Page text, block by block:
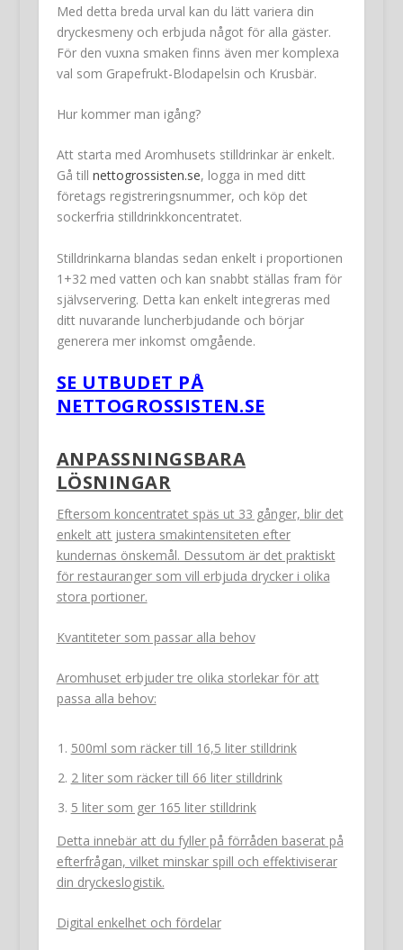
Med detta breda urval kan du lätt variera din
dryckesmeny och erbjuda något för alla gäster.
För den vuxna smaken finns även mer komplexa
val som Grapefrukt-Blodapelsin och Krusbär.
Hur kommer man igång?
Att starta med Aromhusets stilldrinkar är enkelt.
Gå till nettogrossisten.se, logga in med ditt
företags registreringsnummer, och köp det
sockerfria stilldrinkkoncentratet.
Stilldrinkarna blandas sedan enkelt i proportionen
1+32 med vatten och kan snabbt ställas fram för
självservering. Detta kan enkelt integreras med
ditt nuvarande luncherbjudande och börjar
generera mer inkomst omgående.
SE UTBUDET PÅ
NETTOGROSSISTEN.SE
ANPASSNINGSBARA
LÖSNINGAR
Eftersom koncentratet späs ut 33 gånger, blir det
enkelt att justera smakintensiteten efter
kundernas önskemål. Dessutom är det praktiskt
för restauranger som vill erbjuda drycker i olika
stora portioner.
Kvantiteter som passar alla behov
Aromhuset erbjuder tre olika storlekar för att
passa alla behov:
500ml som räcker till 16,5 liter stilldrink
2 liter som räcker till 66 liter stilldrink
5 liter som ger 165 liter stilldrink
Detta innebär att du fyller på förråden baserat på
efterfrågan, vilket minskar spill och effektiviserar
din dryckeslogistik.
Digital enkelhet och fördelar